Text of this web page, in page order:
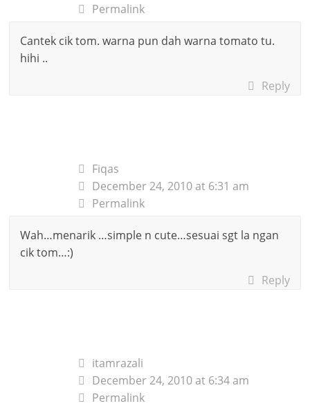
Permalink
Cantek cik tom. warna pun dah warna tomato tu.
hihi ..
Reply
Fiqas
December 24, 2010 at 6:31 am
Permalink
Wah…menarik …simple n cute…sesuai sgt la ngan
cik tom…:)
Reply
itamrazali
December 24, 2010 at 6:34 am
Permalink